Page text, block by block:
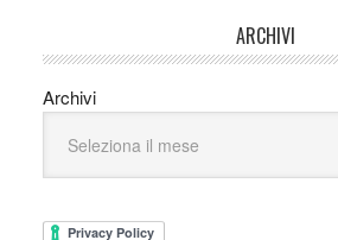
ARCHIVI
Archivi